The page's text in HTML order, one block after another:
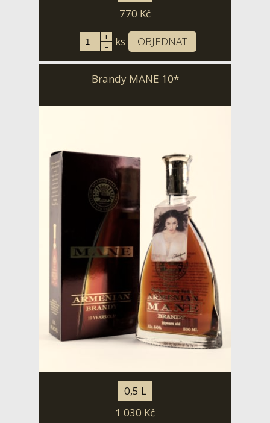
770 Kč
+
- ks OBJEDNAT
Brandy MANE 10*
0,5 L
1 030 Kč